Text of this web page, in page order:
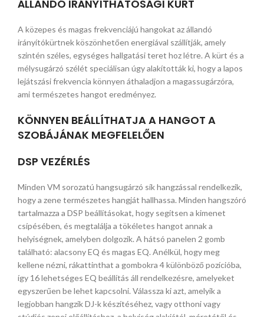
ÁLLANDÓ IRÁNYÍTHATÓSÁGI KÜRT
A közepes és magas frekvenciájú hangokat az állandó
irányítókürtnek köszönhetően energiával szállítják, amely
szintén széles, egységes hallgatási teret hoz létre. A kürt és a
mélysugárzó szélét speciálisan úgy alakították ki, hogy a lapos
lejátszási frekvencia könnyen áthaladjon a magassugárzóra,
ami természetes hangot eredményez.
KÖNNYEN BEÁLLÍTHATJA A HANGOT A
SZOBÁJÁNAK MEGFELELŐEN
DSP VEZÉRLÉS
Minden VM sorozatú hangsugárzó sík hangzással rendelkezik,
hogy a zene természetes hangját hallhassa. Minden hangszóró
tartalmazza a DSP beállításokat, hogy segítsen a kimenet
csípésében, és megtalálja a tökéletes hangot annak a
helyiségnek, amelyben dolgozik. A hátsó panelen 2 gomb
található: alacsony EQ és magas EQ. Anélkül, hogy meg
kellene nézni, rákattinthat a gombokra 4 különböző pozícióba,
így 16 lehetséges EQ beállítás áll rendelkezésre, amelyeket
egyszerűen be lehet kapcsolni. Válassza ki azt, amelyik a
legjobban hangzik DJ-k készítéséhez, vagy otthoni vagy